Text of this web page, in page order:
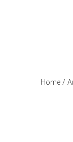
Home /